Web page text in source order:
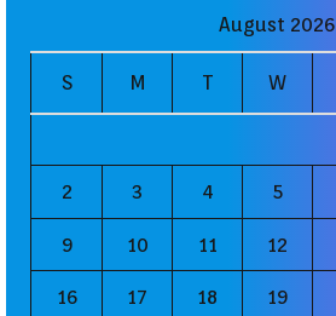
August 2026
S M T W
2 3 4 5
9 10 11 12
16 17 18 19